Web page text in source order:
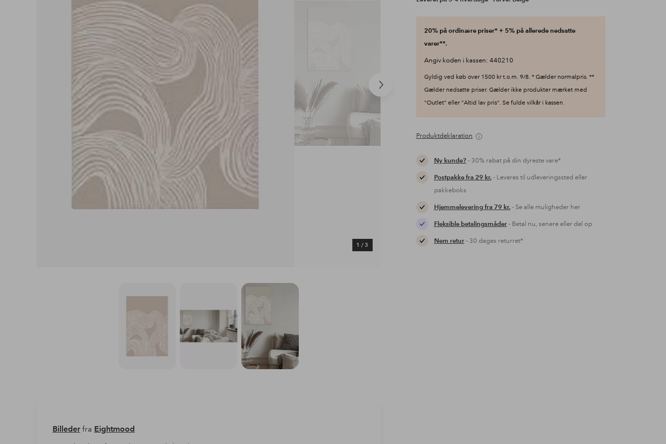
Næste
produkt
1 / 3
20% på ordinære priser* + 5% på allerede nedsatte
varer**.
Angiv koden i kassen: 440210
Gyldig ved køb over 1500 kr t.o.m. 9/8. * Gælder normalpris. **
Gælder nedsatte priser. Gælder ikke produkter mærket med
"Outlet" eller "Altid lav pris". Se fulde vilkår i kassen.
Produktdeklaration
Ny kunde?- 30% rabat på din dyreste vare*
Postpakke fra 29 kr.- Leveres til udleveringssted eller
pakkeboks
Hjemmelevering fra 79 kr.- Se alle muligheder her
Fleksible betalingsmåder- Betal nu, senere eller del op
Nem retur- 30 dages returret*
Billederfra Eightmood